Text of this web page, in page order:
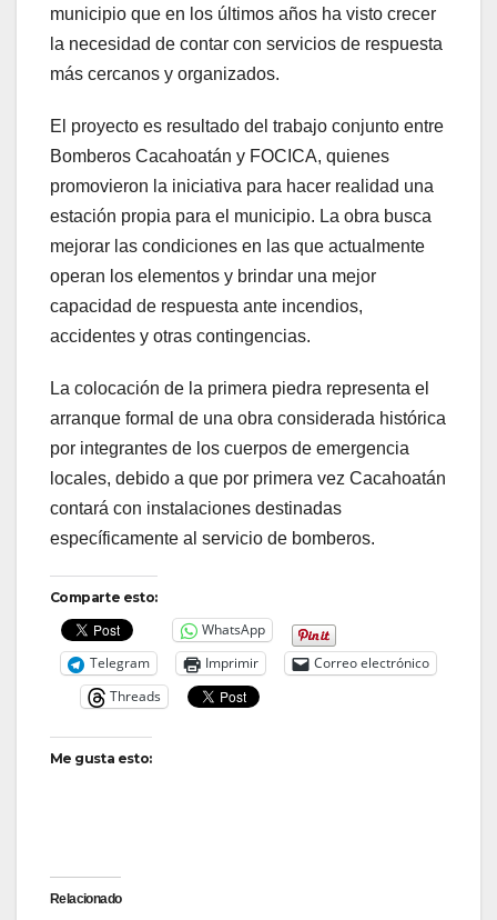
municipio que en los últimos años ha visto crecer
la necesidad de contar con servicios de respuesta
más cercanos y organizados.
El proyecto es resultado del trabajo conjunto entre
Bomberos Cacahoatán y FOCICA, quienes
promovieron la iniciativa para hacer realidad una
estación propia para el municipio. La obra busca
mejorar las condiciones en las que actualmente
operan los elementos y brindar una mejor
capacidad de respuesta ante incendios,
accidentes y otras contingencias.
La colocación de la primera piedra representa el
arranque formal de una obra considerada histórica
por integrantes de los cuerpos de emergencia
locales, debido a que por primera vez Cacahoatán
contará con instalaciones destinadas
específicamente al servicio de bomberos.
Comparte esto:
WhatsApp
Telegram
Imprimir
Correo electrónico
Threads
Me gusta esto:
Relacionado